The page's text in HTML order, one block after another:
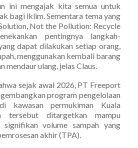
ini mengajak kita semua untuk
bagi iklim. Sementara tema yang
Not the Pollution: Recycle
pentingnya langkah-
dapat dilakukan setiap orang,
menggunakan kembali barang
mendaur ulang, jelas Claus.
sejak awal 2026, PT Freeport
program pengelolaan
kawasan permukiman Kuala
tersebut ditargetkan mampu
signifikan volume sampah yang
akhir (TPA).